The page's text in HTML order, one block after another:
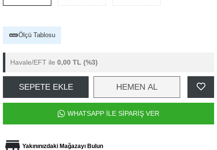
Ölçü Tablosu
Havale/EFT ile 0,00 TL (%3)
SEPETE EKLE HEMEN AL
WHATSAPP İLE SİPARİŞ VER
Yakınınızdaki Mağazayı Bulun